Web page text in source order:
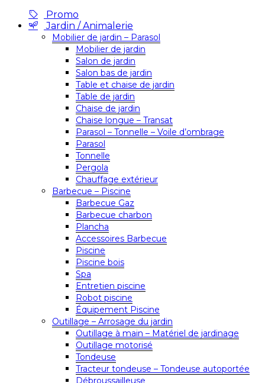
Promo
Jardin / Animalerie
Mobilier de jardin – Parasol
Mobilier de jardin
Salon de jardin
Salon bas de jardin
Table et chaise de jardin
Table de jardin
Chaise de jardin
Chaise longue – Transat
Parasol – Tonnelle – Voile d’ombrage
Parasol
Tonnelle
Pergola
Chauffage extérieur
Barbecue – Piscine
Barbecue Gaz
Barbecue charbon
Plancha
Accessoires Barbecue
Piscine
Piscine bois
Spa
Entretien piscine
Robot piscine
Équipement Piscine
Outillage – Arrosage du jardin
Outillage à main – Matériel de jardinage
Outillage motorisé
Tondeuse
Tracteur tondeuse – Tondeuse autoportée
Débroussailleuse